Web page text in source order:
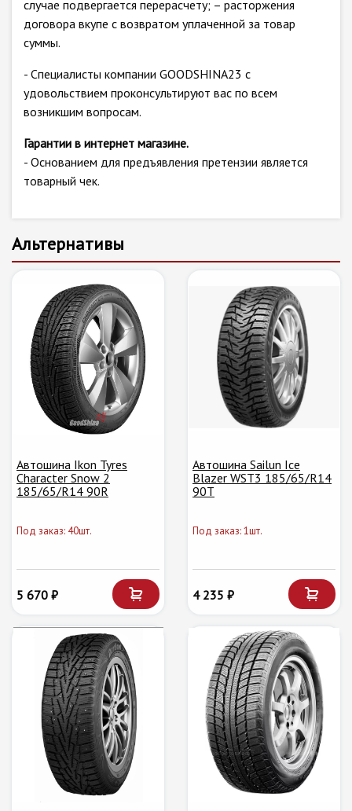
случае подвергается перерасчету; – расторжения
договора вкупе с возвратом уплаченной за товар
суммы.
- Специалисты компании GOODSHINA23 с
удовольствием проконсультируют вас по всем
возникшим вопросам.
Гарантии в интернет магазине.
- Основанием для предъявления претензии является
товарный чек.
Альтернативы
Автошина Ikon Tyres
Character Snow 2
185/65/R14 90R
Под заказ: 40шт.
5 670 ₽
Автошина Sailun Ice
Blazer WST3 185/65/R14
90T
Под заказ: 1шт.
4 235 ₽